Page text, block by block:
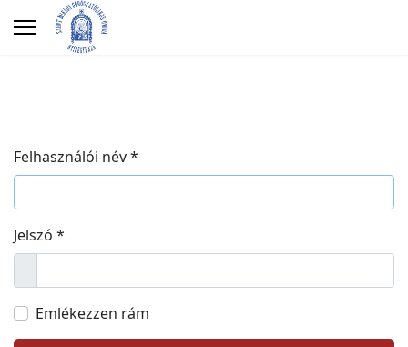
Felhasználói név*
Jelszó *
Emlékezzen rám